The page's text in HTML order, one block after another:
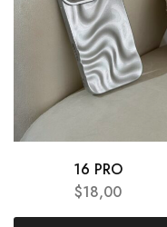
16 PRO
$18,00